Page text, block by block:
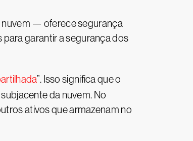
nuvem — oferece segurança
para garantir a segurança dos
”. Isso significa que o
da nuvem. No
ativos que armazenam no